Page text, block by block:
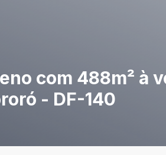
com 488m² à
- DF-140